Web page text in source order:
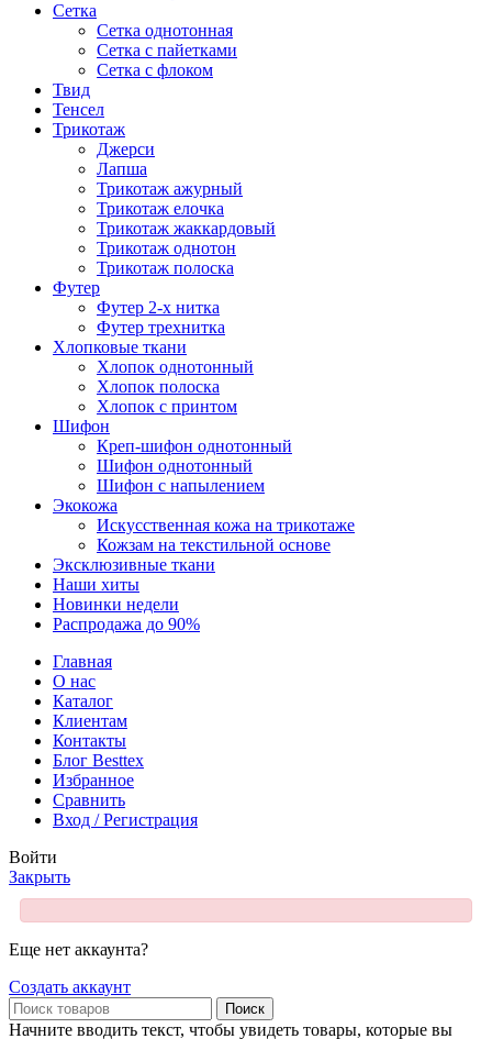
Сетка
Сетка однотонная
Сетка с пайетками
Сетка с флоком
Твид
Тенсел
Трикотаж
Джерси
Лапша
Трикотаж ажурный
Трикотаж елочка
Трикотаж жаккардовый
Трикотаж однотон
Трикотаж полоска
Футер
Футер 2-х нитка
Футер трехнитка
Хлопковые ткани
Хлопок однотонный
Хлопок полоска
Хлопок с принтом
Шифон
Креп-шифон однотонный
Шифон однотонный
Шифон с напылением
Экокожа
Искусственная кожа на трикотаже
Кожзам на текстильной основе
Эксклюзивные ткани
Наши хиты
Новинки недели
Распродажа до 90%
Главная
О нас
Каталог
Клиентам
Контакты
Блог Besttex
Избранное
Сравнить
Вход / Регистрация
Войти
Закрыть
Еще нет аккаунта?
Создать аккаунт
Поиск
Начните вводить текст, чтобы увидеть товары, которые вы